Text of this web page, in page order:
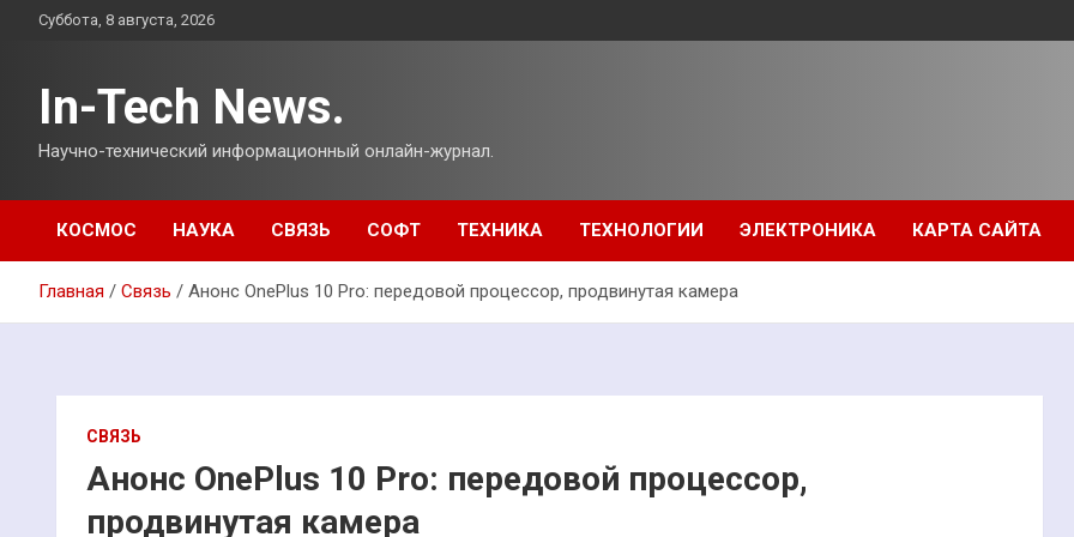
ПерейтиСуббота, 8 августа, 2026
In-Tech News.
Научно-технический информационный онлайн-журнал.
КОСМОС НАУКА СВЯЗЬ СОФТ ТЕХНИКА ТЕХНОЛОГИИ ЭЛЕКТРОНИКА КАРТА САЙТА
Главная Связь Анонс OnePlus 10 Pro: передовой процессор, продвинутая камера
СВЯЗЬ
Анонс OnePlus 10 Pro: передовой процессор,
продвинутая камера